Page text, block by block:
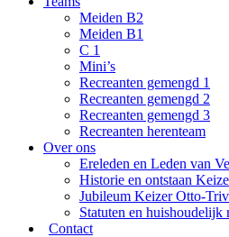
Meiden B2
Meiden B1
C 1
Mini’s
Recreanten gemengd 1
Recreanten gemengd 2
Recreanten gemengd 3
Recreanten herenteam
Over ons
Ereleden en Leden van
Historie en ontstaan
Jubileum Keizer Otto-
Statuten en huishoudelijk
Contact